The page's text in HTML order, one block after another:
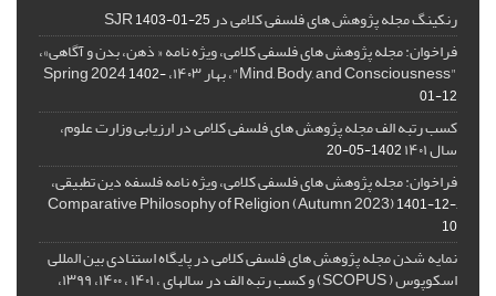
رنکینگ مجله پژوهش های فلسفی کلامی در SJR1403-01-25
فراخوان: مجله پژوهش های فلسفی کلامی، ویژه نامه « ذهن، بدن و آگاهی»،
"Mind, Body, and Consciousness"، بهار ۱۴۰۳، Spring 2024
1402-
01-12
کسب رتبه الف مجله پژوهش های فلسفی کلامی در ارزیابی وزارت علوم،
سال ۱۴۰۱ 1402-05-20
فراخوان: مجله پژوهش های فلسفی کلامی، ویژه نامه فلسفه دین تطبیقی،
,Comparative Philosophy of Religion (Autumn 2023)
1401-12-
10
نمایه شدن مجله پژوهش های فلسفی کلامی در پایگاه استنادی بین المللی
اسکوپوس ( SCOPUS) و کسب رتبه الف در سالهای ، ۱۴۰۱ ، ۱۴۰۰، ۱۳۹۹،